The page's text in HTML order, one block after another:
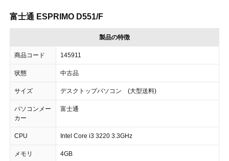
富士通 ESPRIMO D551/F
製品の特徴
商品コード 145911
状態 中古品
サイズ デスクトップパソコン (大型送料)
パソコンメー
カー
富士通
CPU Intel Core i3 3220 3.3GHz
メモリ 4GB